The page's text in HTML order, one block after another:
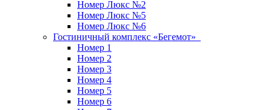
Номер Люкс №2
Номер Люкс №5
Номер Люкс №6
Гостиничный комплекс «Бегемот»
Номер 1
Номер 2
Номер 3
Номер 4
Номер 5
Номер 6